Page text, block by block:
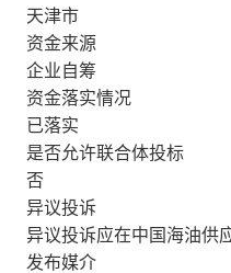
天津市
资金来源
企业自筹
资金落实情况
已落实
是否允许联合体投标
否
异议投诉
异议投诉应在中国海油供
发布媒介